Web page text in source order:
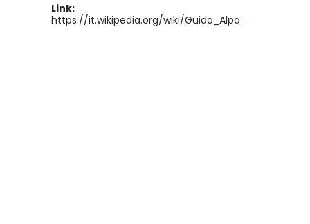
Link:
https://it.wikipedia.org/wiki/Guido_Alpa